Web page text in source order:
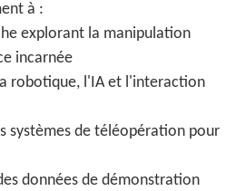
à :
explorant la manipulation
incarnée
robotique, l'IA et l'interaction
systèmes de téléopération pour
données de démonstration